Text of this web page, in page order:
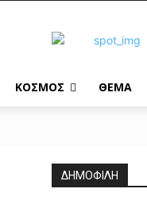
ΚΟΣΜΟΣ ΘΕΜΑ
ΔΗΜΟΦΙΛΗ